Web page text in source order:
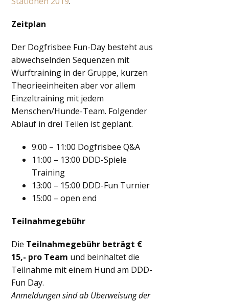
Zeitplan
Der Dogfrisbee Fun-Day besteht aus
abwechselnden Sequenzen mit
Wurftraining in der Gruppe, kurzen
Theorieeinheiten aber vor allem
Einzeltraining mit jedem
Menschen/Hunde-Team. Folgender
Ablauf in drei Teilen ist geplant.
9:00 – 11:00 Dogfrisbee Q&A
11:00 – 13:00 DDD-Spiele
Training
13:00 – 15:00 DDD-Fun Turnier
15:00 – open end
Teilnahmegebühr
Die Teilnahmegebühr beträgt €
15,- pro Team und beinhaltet die
Teilnahme mit einem Hund am DDD-
Fun Day.
Anmeldungen sind ab Überweisung der